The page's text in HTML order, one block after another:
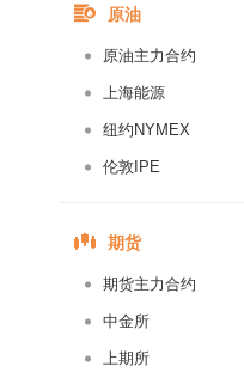
原油
原油主力合约
上海能源
纽约NYMEX
伦敦IPE
期货
期货主力合约
中金所
上期所